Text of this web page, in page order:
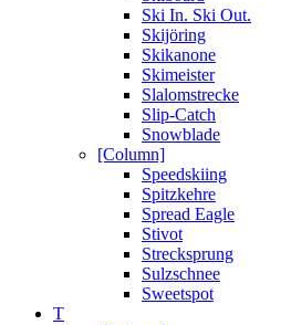
Ski In. Ski Out.
Skijöring
Skikanone
Skimeister
Slalomstrecke
Slip-Catch
Snowblade
[Column]
Speedskiing
Spitzkehre
Spread Eagle
Stivot
Strecksprung
Sulzschnee
Sweetspot
T